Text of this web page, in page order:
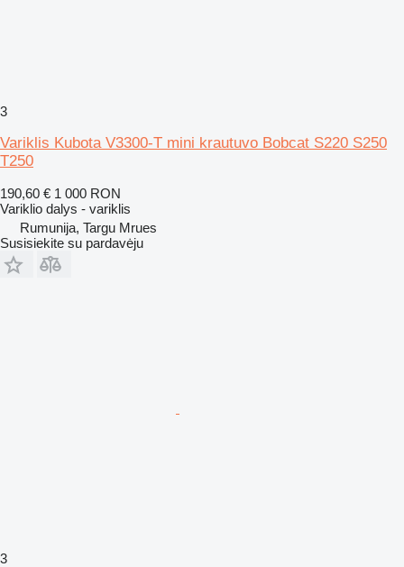
3
Variklis Kubota V3300-T mini krautuvo Bobcat S220 S250
T250
190,60 € 1 000 RON
Variklio dalys - variklis
Rumunija, Targu Mrues
Susisiekite su pardavėju
3